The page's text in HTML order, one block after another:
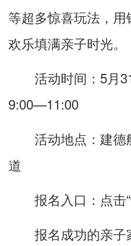
等超多惊喜玩法，
欢乐填满亲子时光。
活动时间：5月
9:00—11:00
活动地点：建德
道
报名入口：点击“
报名成功的亲子